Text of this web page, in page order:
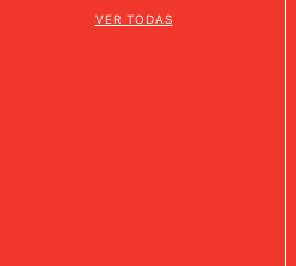
VER TODAS